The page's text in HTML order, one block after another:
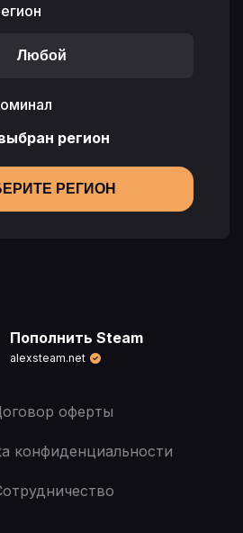
Любой
регион
РЕГИОН
Пополнить Steam
alexsteam.net
оферты
конфиденциальности